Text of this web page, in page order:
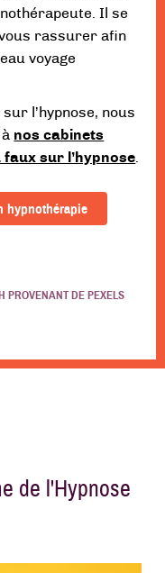
Il se
vous rassurer afin
voyage
l’hypnose, nous
nos cabinets
sur l’hypnose.
hypnothérapie
PROVENANT DEPEXELS
de l'Hypnose